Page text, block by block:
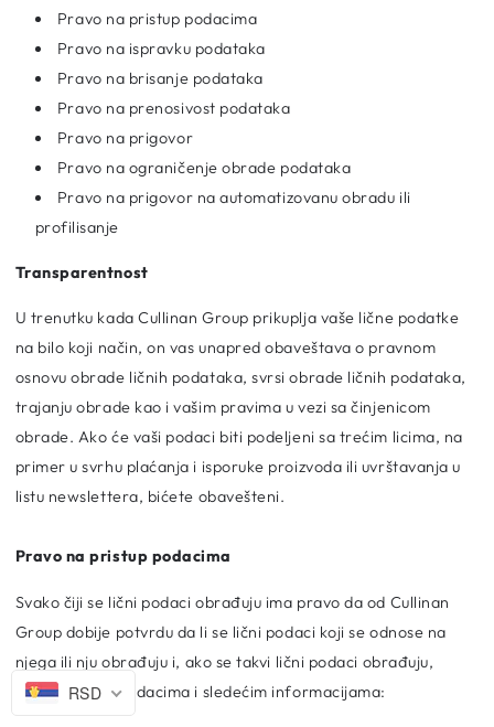
Pravo na pristup podacima
Pravo na ispravku podataka
Pravo na brisanje podataka
Pravo na prenosivost podataka
Pravo na prigovor
Pravo na ograničenje obrade podataka
Pravo na prigovor na automatizovanu obradu ili
profilisanje
Transparentnost
U trenutku kada Cullinan Group prikuplja vaše lične podatke
na bilo koji način, on vas unapred obaveštava o pravnom
osnovu obrade ličnih podataka, svrsi obrade ličnih podataka,
trajanju obrade kao i vašim pravima u vezi sa činjenicom
obrade. Ako će vaši podaci biti podeljeni sa trećim licima, na
primer u svrhu plaćanja i isporuke proizvoda ili uvrštavanja u
listu newslettera, bićete obavešteni.
Pravo na pristup podacima
Svako čiji se lični podaci obrađuju ima pravo da od Cullinan
Group dobije potvrdu da li se lični podaci koji se odnose na
njega ili nju obrađuju i, ako se takvi lični podaci obrađuju,
pristup ličnim podacima i sledećim informacijama:
RSD